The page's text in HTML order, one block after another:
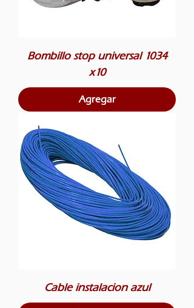
Bombillo stop universal 1034
x10
Agregar
Cable instalacion azul